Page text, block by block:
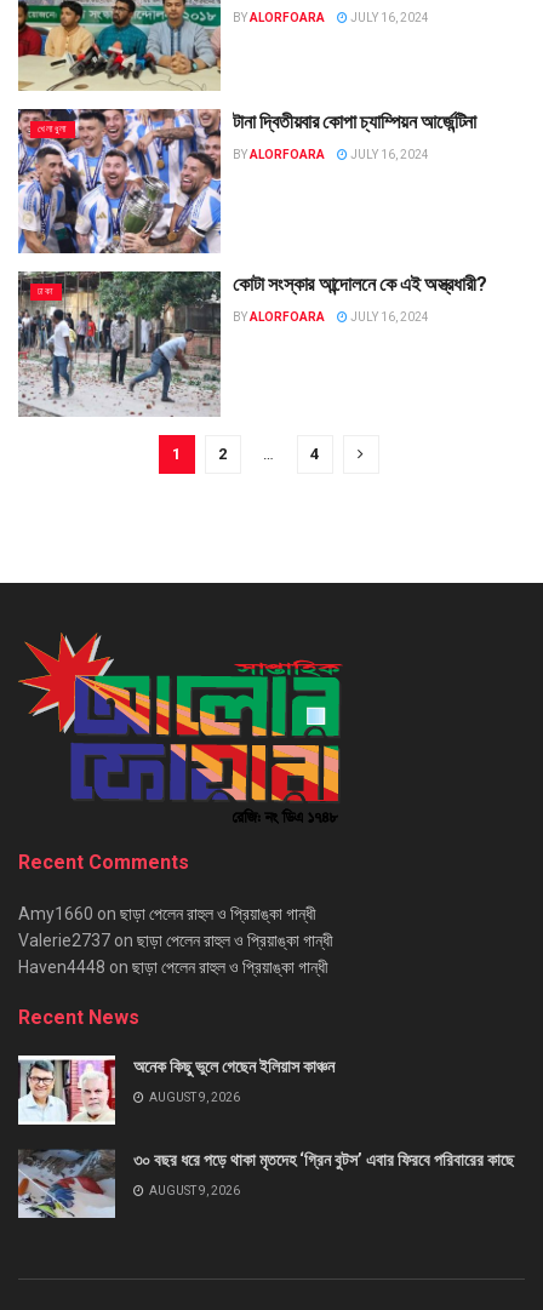
BYALORFOARA JULY 16, 2024
খেলাধুলা টানা দ্বিতীয়বার কোপা চ্যাম্পিয়ন আর্জেন্টিনা
BYALORFOARA JULY 16, 2024
ঢাকা কোটা সংস্কার আন্দোলনে কে এই অস্ত্রধারী?
BYALORFOARA JULY 16, 2024
1 2 4
Recent Comments
Amy1660 on ছাড়া পেলেন রাহুল ও প্রিয়াঙ্কা গান্ধী
Valerie2737 on ছাড়া পেলেন রাহুল ও প্রিয়াঙ্কা গান্ধী
Haven4448 on ছাড়া পেলেন রাহুল ও প্রিয়াঙ্কা গান্ধী
Recent News
অনেক কিছু ভুলে গেছেন ইলিয়াস কাঞ্চন
AUGUST 9, 2026
৩০ বছর ধরে পড়ে থাকা মৃতদেহ ‘গ্রিন বুটস’ এবার ফিরবে পরিবারের কাছে
AUGUST 9, 2026